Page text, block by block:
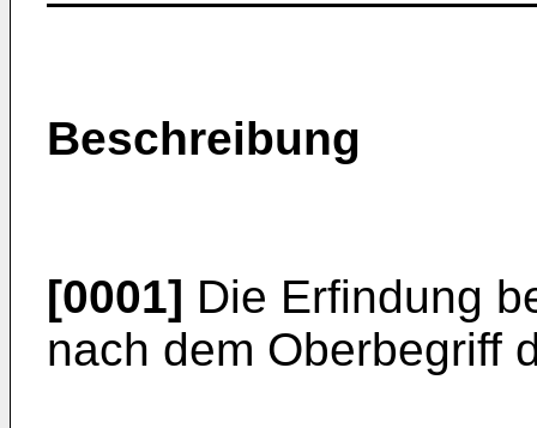
Beschreibung
[0001] Die Erfindung
nach dem Oberbegriff